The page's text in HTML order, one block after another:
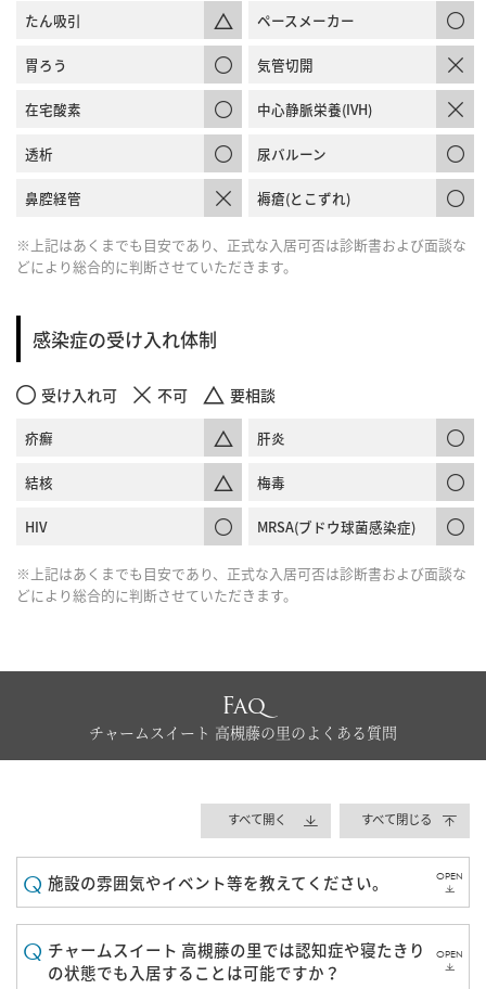
たん吸引 ペースメーカー
胃ろう 気管切開
在宅酸素 中心静脈栄養(IVH)
透析 尿バルーン
鼻腔経管 褥瘡(とこずれ)
※上記はあくまでも目安であり、正式な入居可否は診断書および面談な
どにより総合的に判断させていただきます。
感染症の受け入れ体制
受け入れ可 不可 要相談
疥癬 肝炎
結核 梅毒
HIV MRSA(ブドウ球菌感染症)
※上記はあくまでも目安であり、正式な入居可否は診断書および面談な
どにより総合的に判断させていただきます。
Faq
チャームスイート 高槻藤の里のよくある質問
すべて開く すべて閉じる
施設の雰囲気やイベント等を教えてください。 OPEN
チャームスイート 高槻藤の里では認知症や寝たきり
の状態でも入居することは可能ですか？
OPEN